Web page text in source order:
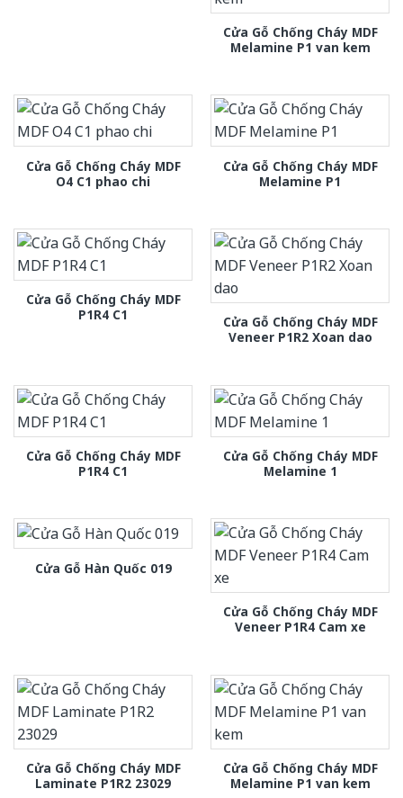
Cửa Gỗ Chống Cháy MDF
Melamine P1 van kem
Cửa Gỗ Chống Cháy MDF
O4 C1 phao chi
Cửa Gỗ Chống Cháy MDF
Melamine P1
Cửa Gỗ Chống Cháy MDF
P1R4 C1
Cửa Gỗ Chống Cháy MDF
Veneer P1R2 Xoan dao
Cửa Gỗ Chống Cháy MDF
P1R4 C1
Cửa Gỗ Chống Cháy MDF
Melamine 1
Cửa Gỗ Hàn Quốc 019
Cửa Gỗ Chống Cháy MDF
Veneer P1R4 Cam xe
Cửa Gỗ Chống Cháy MDF
Laminate P1R2 23029
Cửa Gỗ Chống Cháy MDF
Melamine P1 van kem